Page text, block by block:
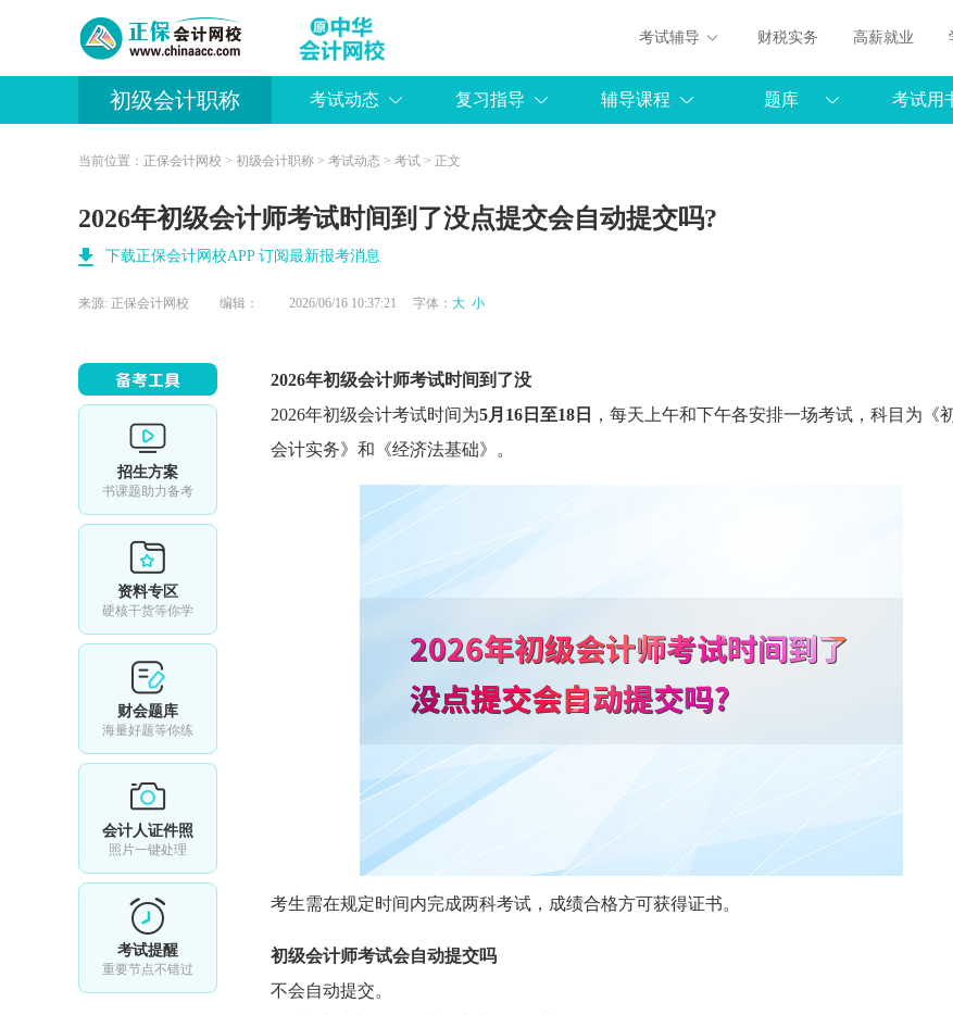
考试辅导 财税实务 高薪就业
初级会计职称 考试动态 复习指导 辅导课程 题库 考试用
当前位置： 正保会计网校 > 初级会计职称 > 考试动态 > 考试 > 正文
2026年初级会计师考试时间到了没点提交会自动提交吗?
下载正保会计网校APP 订阅最新报考消息
来源: 正保会计网校 编辑： 2026/06/16 10:37:21 字体： 大 小
招生方案
书课题助力备考
资料专区
硬核干货等你学
财会题库
海量好题等你练
会计人证件照
照片一键处理
考试提醒
重要节点不错过
2026年初级会计师考试时间到了没
2026年初级会计考试时间为5月16日至18日
，每天上午和下午各安排一场考试，科目为《
会计实务》和《经济法基础》。
考生需在规定时间内完成两科考试，成绩合格方可获得证书。
初级会计师考试会自动提交吗
不会自动提交。